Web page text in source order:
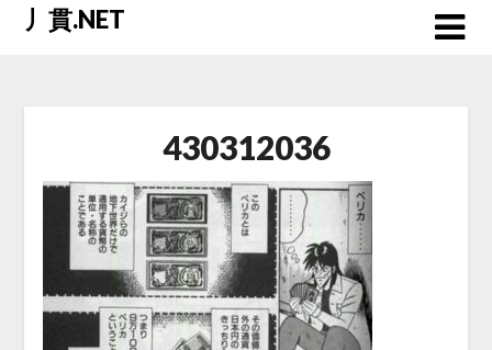
Skip丿貫.NET
430312036